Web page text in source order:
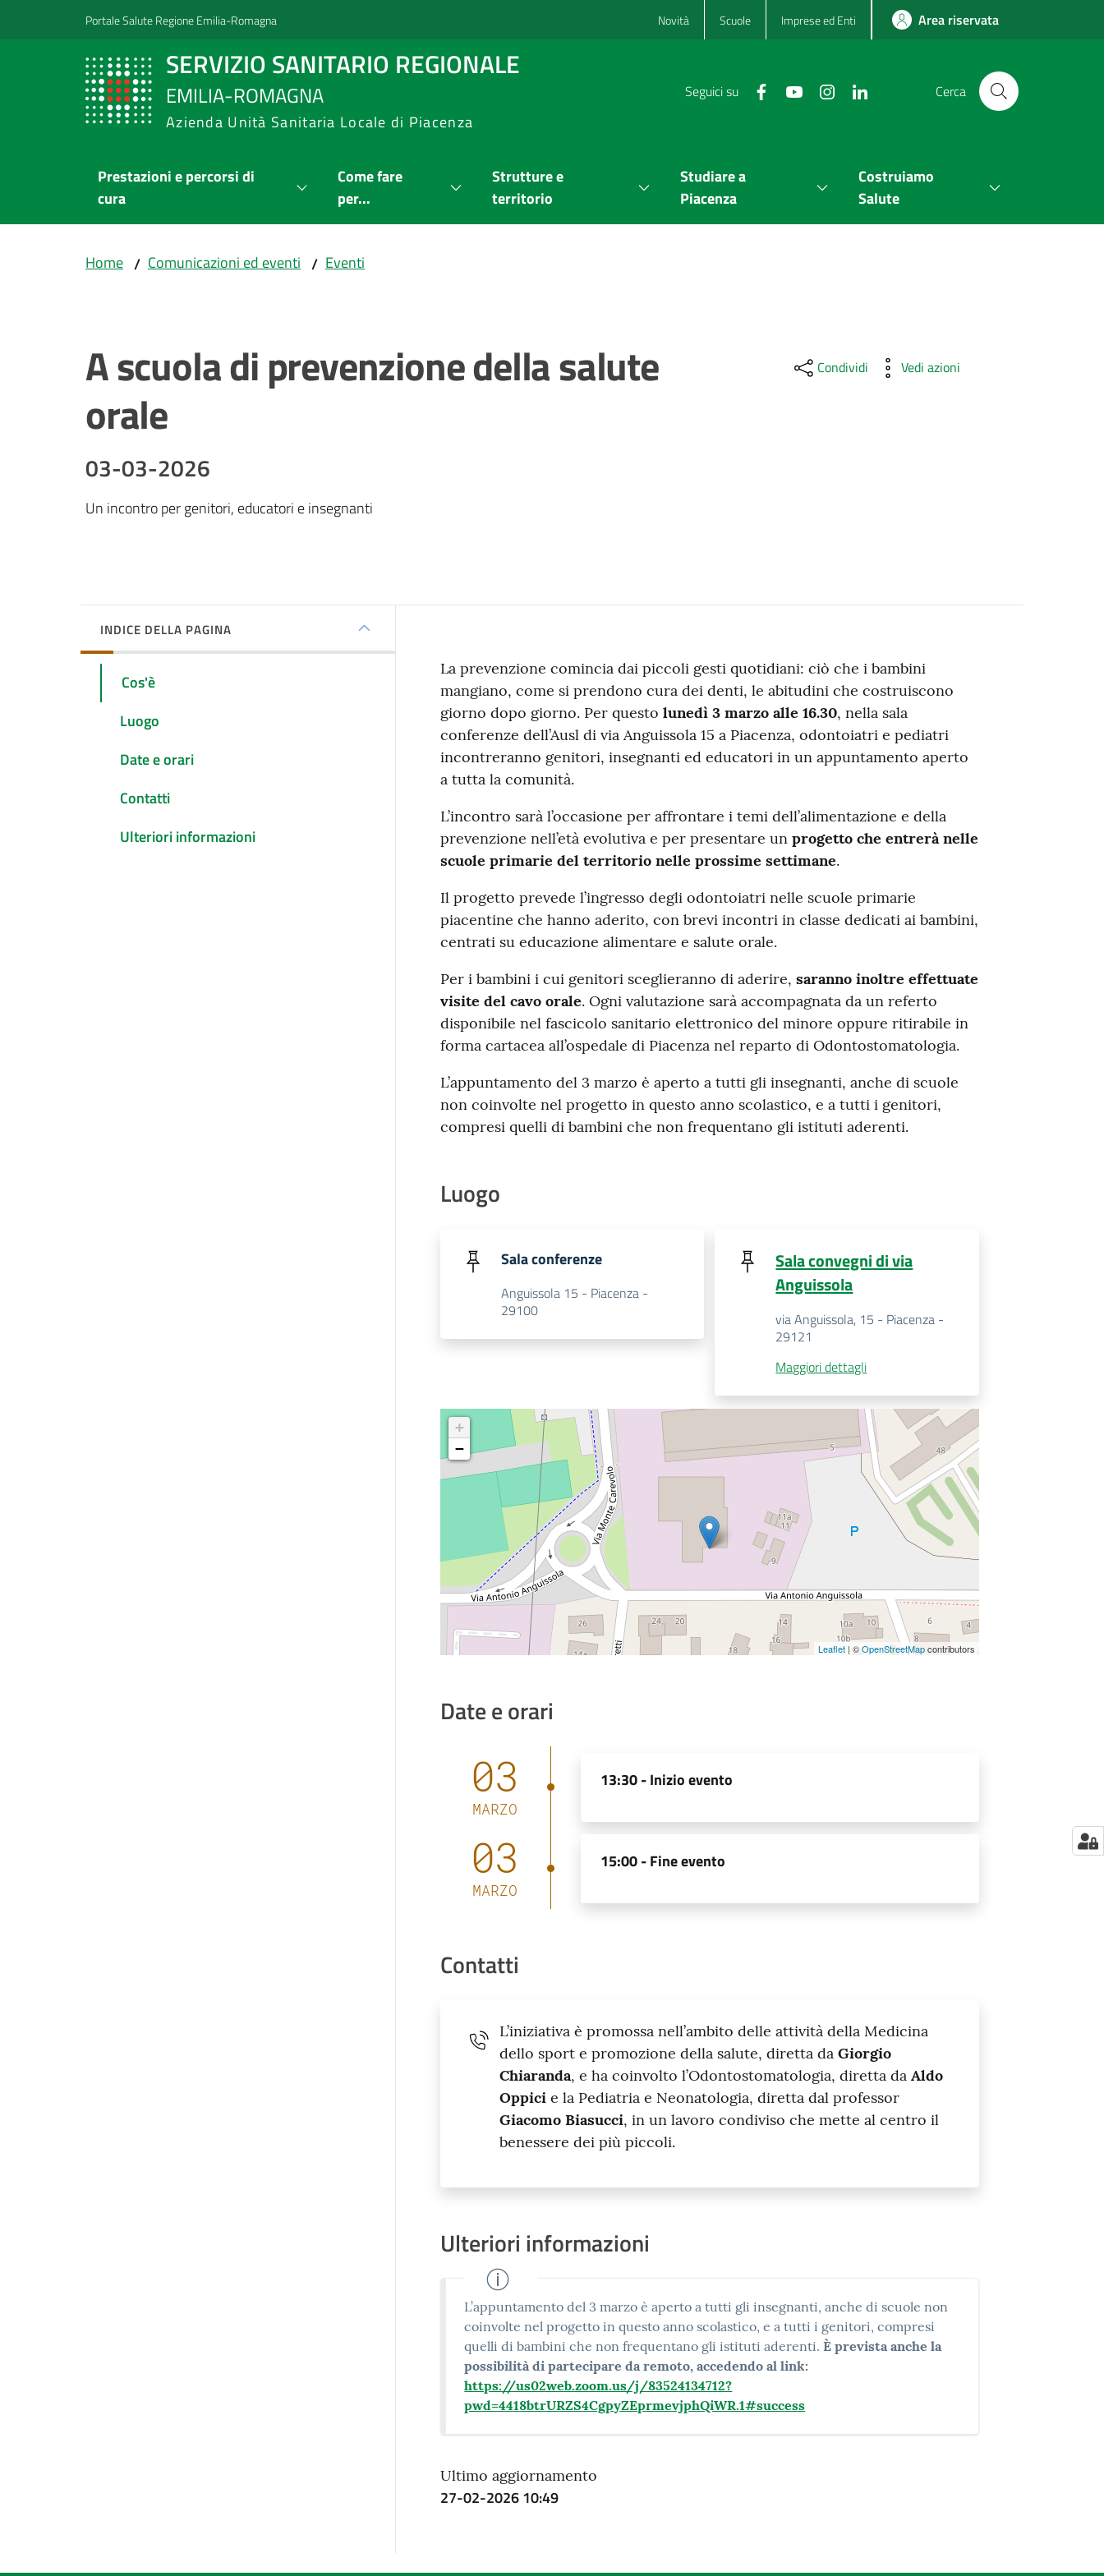
Vai al contenuto
Vai alla navigazionePortale Salute Regione Emilia-Romagna Novità Scuole Imprese ed Enti Area riservata
SERVIZIO SANITARIO REGIONALE
EMILIA-ROMAGNA
Azienda Unità Sanitaria Locale di Piacenza
Seguici su Cerca
Prestazioni e percorsi di
cura
Come fare
per...
Strutture e
territorio
Studiare a
Piacenza
Costruiamo
Salute
Home / Comunicazioni ed eventi / Eventi
A scuola di prevenzione della salute
orale
03-03-2026
Un incontro per genitori, educatori e insegnanti
Condividi Vedi azioni
INDICE DELLA PAGINA
Cos'è
Luogo
Date e orari
Contatti
Ulteriori informazioni
La prevenzione comincia dai piccoli gesti quotidiani: ciò che i bambini
mangiano, come si prendono cura dei denti, le abitudini che costruiscono
giorno dopo giorno. Per questo lunedì 3 marzo alle 16.30, nella sala
conferenze dell’Ausl di via Anguissola 15 a Piacenza, odontoiatri e pediatri
incontreranno genitori, insegnanti ed educatori in un appuntamento aperto
a tutta la comunità.
L’incontro sarà l’occasione per affrontare i temi dell’alimentazione e della
prevenzione nell’età evolutiva e per presentare un progetto che entrerà nelle
scuole primarie del territorio nelle prossime settimane.
Il progetto prevede l’ingresso degli odontoiatri nelle scuole primarie
piacentine che hanno aderito, con brevi incontri in classe dedicati ai bambini,
centrati su educazione alimentare e salute orale.
Per i bambini i cui genitori sceglieranno di aderire, saranno inoltre effettuate
visite del cavo orale. Ogni valutazione sarà accompagnata da un referto
disponibile nel fascicolo sanitario elettronico del minore oppure ritirabile in
forma cartacea all’ospedale di Piacenza nel reparto di Odontostomatologia.
L’appuntamento del 3 marzo è aperto a tutti gli insegnanti, anche di scuole
non coinvolte nel progetto in questo anno scolastico, e a tutti i genitori,
compresi quelli di bambini che non frequentano gli istituti aderenti.
Luogo
Sala conferenze
Anguissola 15 - Piacenza -
29100
Sala convegni di via
Anguissola
via Anguissola, 15 - Piacenza -
29121
Maggiori dettagli
+
−
Leaflet| ©OpenStreetMapcontributors
Date e orari
03
MARZO
13:30 -Inizio evento
03
MARZO
15:00 -Fine evento
Contatti
L’iniziativa è promossa nell’ambito delle attività della Medicina
dello sport e promozione della salute, diretta da Giorgio
Chiaranda, e ha coinvolto l’Odontostomatologia, diretta da Aldo
Oppicie la Pediatria e Neonatologia, diretta dal professor
Giacomo Biasucci, in un lavoro condiviso che mette al centro il
benessere dei più piccoli.
Ulteriori informazioni
L’appuntamento del 3 marzo è aperto a tutti gli insegnanti, anche di scuole non
coinvolte nel progetto in questo anno scolastico, e a tutti i genitori, compresi
quelli di bambini che non frequentano gli istituti aderenti.È prevista anche la
possibilità di partecipare da remoto, accedendo al link:
https://us02web.zoom.us/j/83524134712?
pwd=4418btrURZS4CgpyZEprmevjphQiWR.1#success
Ultimo aggiornamento
27-02-2026 10:49